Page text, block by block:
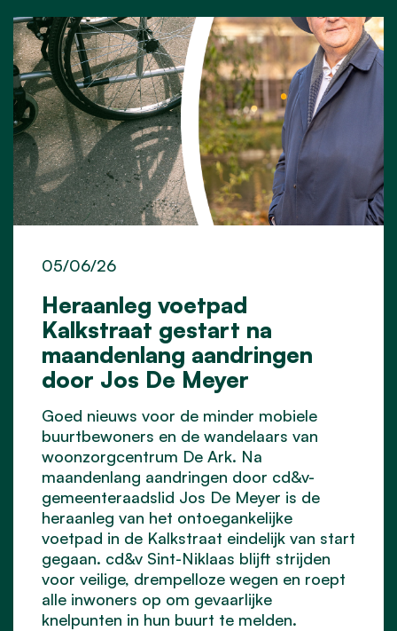
Heraanleg voetpad
Kalkstraat gestart na
maandenlang aandringen
door Jos De Meyer
05/06/26
Goed nieuws voor de minder mobiele
buurtbewoners en de wandelaars van
woonzorgcentrum De Ark. Na
maandenlang aandringen door cd&v-
gemeenteraadslid Jos De Meyer is de
heraanleg van het ontoegankelijke
voetpad in de Kalkstraat eindelijk van start
gegaan. cd&v Sint-Niklaas blijft strijden
voor veilige, drempelloze wegen en roept
alle inwoners op om gevaarlijke
knelpunten in hun buurt te melden.